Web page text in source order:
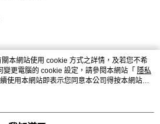
本網站使用 cookie 方式之詳情，及若您不希
更電腦的 cookie 設定，請參閱本網站「 隱私
使用本網站即表示您同意本公司得按本網站使
。